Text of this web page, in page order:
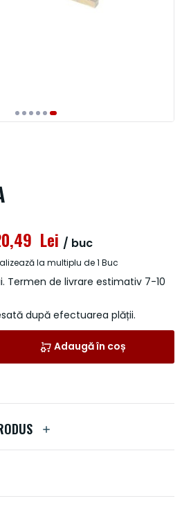
Termen de livrare estimativ 7-10
după efectuarea plății.
Lei / buc
la multiplu de 1 Buc
Adaugă în coș